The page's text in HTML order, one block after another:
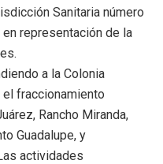
Sanitaria número
representación de la
a la Colonia
fraccionamiento
Rancho Miranda,
Guadalupe, y
actividades